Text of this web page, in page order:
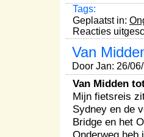
Tags:
Geplaatst in:
Reacties
Van
Door Jan: 26/
Van Midden
Mijn fietsreis
Sydney en de
Bridge en het
Onderweg heb